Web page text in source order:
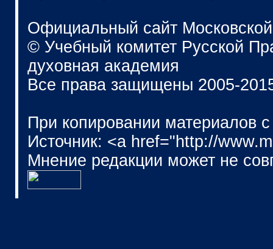
Официальный сайт
© Учебный комитет Русской
духовная академия
Все права защищены 2005-
При копировании материалов
Источник: <a href="http://
Мнение редакции может не